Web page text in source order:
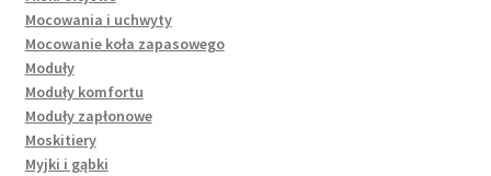
Mocowania i uchwyty
Mocowanie koła zapasowego
Moduły
Moduły komfortu
Moduły zapłonowe
Moskitiery
Myjki i gąbki